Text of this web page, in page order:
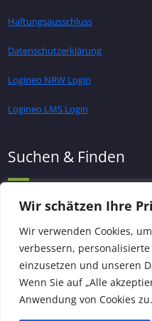
Wir schätzen Ihre
Wir verwenden Cookies,
verbessern,
einzusetzen und unseren
Wenn Sie auf „Alle
Anwendung von Cookies zu.
Haftungsausschluss
Datenschutzerklärung
Logineo NRW Login
Logineo LMS Login
Suchen & Finden